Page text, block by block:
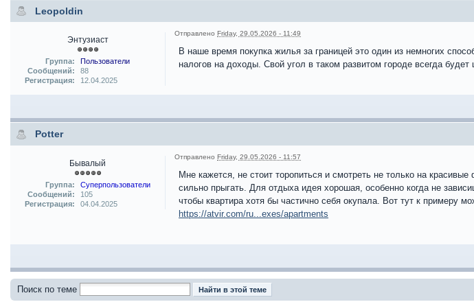
Leopoldin
Энтузиаст
Группа:
Пользователи
Сообщений:
88
Регистрация:
12.04.2025
Отправлено Friday, 29.05.2026 - 11:49
В наше время покупка жилья за границей это один из немногих
налогов на доходы. Свой угол в таком развитом городе всегда
Potter
Бывалый
Группа:
Суперпользователи
Сообщений:
105
Регистрация:
04.04.2025
Отправлено Friday, 29.05.2026 - 11:57
Мне кажется, не стоит торопиться и смотреть не только на
сильно прыгать. Для отдыха идея хорошая, особенно когда не
чтобы квартира хотя бы частично себя окупала. Вот тут к примеру
https://atvir.com/ru...exes/apartments
Поиск по теме